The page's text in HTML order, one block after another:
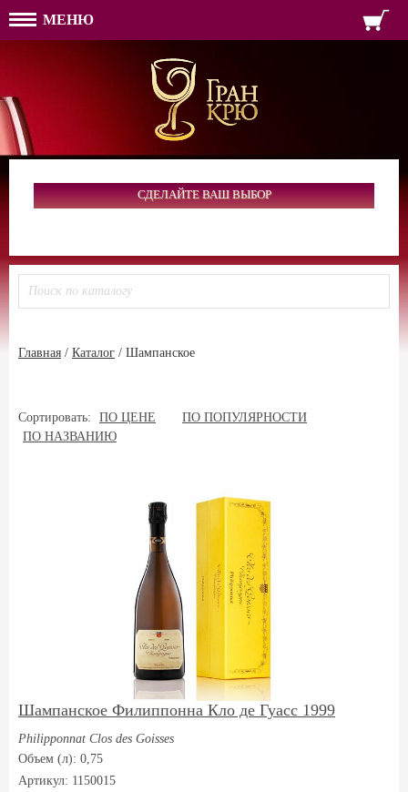
МЕНЮ
ПАРОЛЬ
ВОЙТИ
ФОРМА ОБРАТНОЙ
ТЕЛЕФОН:
ИМЯ
ПАРОЛЬ
РЕГИСТРАЦИЯ
СДЕЛАЙТЕ ВАШ ВЫБОР
Главная / Каталог / Шампанское
Сортировать: ПО ЦЕНЕ
ПО ПОПУЛЯРНОСТИ
ПО НАЗВАНИЮ
Шампанское Филиппонна Кло де Гуасс 1999
Philipponnat Clos des Goisses
Объем (л): 0,75
Артикул: 1150015